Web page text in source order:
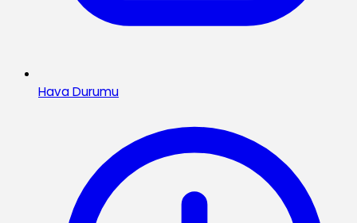
Hava Durumu